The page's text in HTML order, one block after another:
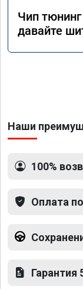
Чип
давайте
Наши
100%
Оплата
Гарантия